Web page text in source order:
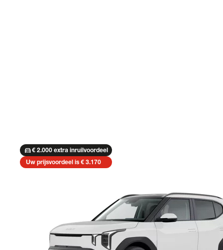
directions_car€ 2.000 extra inruilvoordeel
Uw prijsvoordeel is € 3.170